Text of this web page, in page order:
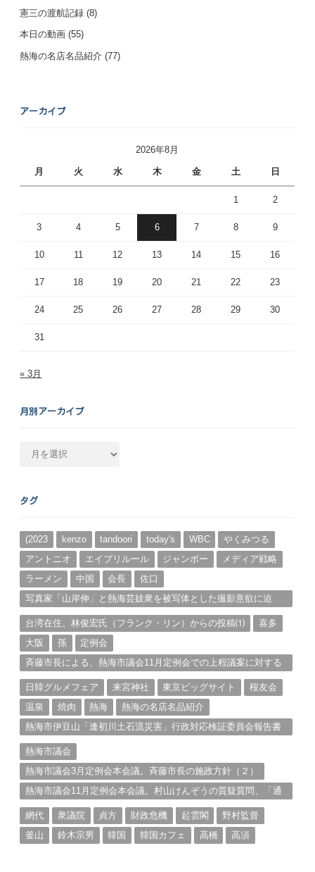
憲三の渡航記録 (8)
本日の動画 (55)
熱海の名店名品紹介 (77)
アーカイブ
2026年8月
月 火 水 木 金 土 日
1 2
3 4 5 6 7 8 9
10 11 12 13 14 15 16
17 18 19 20 21 22 23
24 25 26 27 28 29 30
31
« 3月
月別アーカイブ
カ
ブ
タグ
(2023 kenzo tandoori today's WBC
やくみつる
アントニオ
エイプリルール ジャンボー
メディア戦略
ラーメン
中国 会長
佐口
写真家「山岸伸」と熱海芸妓衆を被写体とした撮影意欲に迫
台湾在住、林俊宏氏（フランク・リン）からの投稿⑴
喜多
大阪
孫
定例会
斉藤市長による、熱海市議会11月定例会での上程議案に対する
日韓グルメフェア
来宮神社 東京ビッグサイト
桜友会
温泉
焼肉 熱海
熱海の名店名品紹介
熱海市伊豆山「逢初川土石流災害」行政対応検証委員会報告書
熱海市議会
熱海市議会3月定例会本会議。斉藤市長の施政方針（２）
熱海市議会11月定例会本会議。村山けんぞうの質疑質問、「通
網代
衆議院 貞方 財政危機 起雲閣
野村監督
釜山
鈴木宗男 韓国 韓国カフェ 高橋 高須